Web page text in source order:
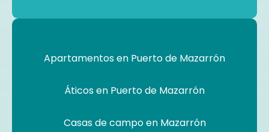
Apartamentos en Puerto de Mazarrón
Áticos en Puerto de Mazarrón
Casas de campo en Mazarrón